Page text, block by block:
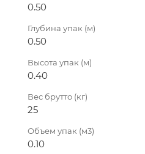
0.50
Глубина упак (м)
0.50
Высота упак (м)
0.40
Вес брутто (кг)
25
Объем упак (м3)
0.10